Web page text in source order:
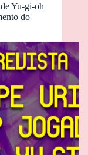
Yu-gi-oh
do